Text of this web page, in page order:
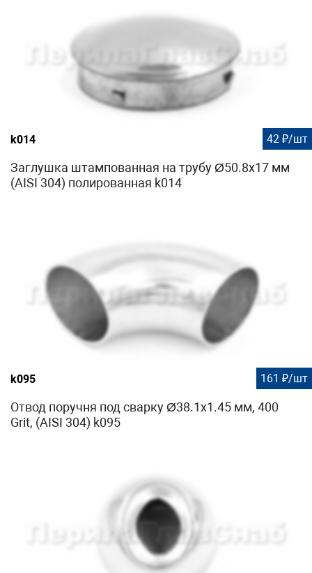
k014 42 ₽/шт
Заглушка штампованная на трубу Ø50.8х17 мм
(AISI 304) полированная k014
k095 161 ₽/шт
Отвод поручня под сварку Ø38.1х1.45 мм, 400
Grit, (AISI 304) k095